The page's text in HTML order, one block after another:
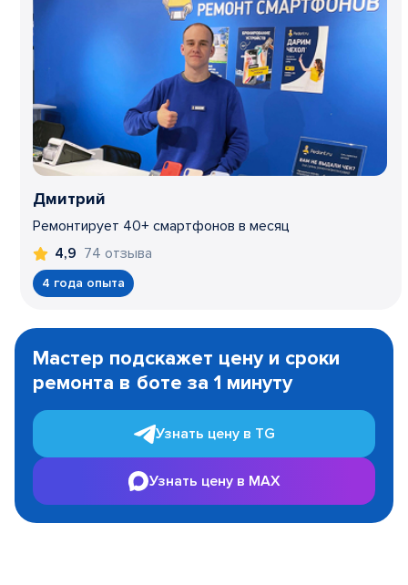
Дмитрий
Ремонтирует 40+ смартфонов в месяц
4,9 74 отзыва
4 года опыта
1
Мастер подскажет цену и сроки
ремонта в боте за 1 минуту
Узнать цену в TG
Узнать цену в MAX